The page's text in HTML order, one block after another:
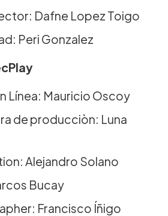
Dafne Lopez Toigo
Peri Gonzalez
Línea: Mauricio Oscoy
de producciòn: Luna
Alejandro Solano
Bucay
Francisco Íñigo